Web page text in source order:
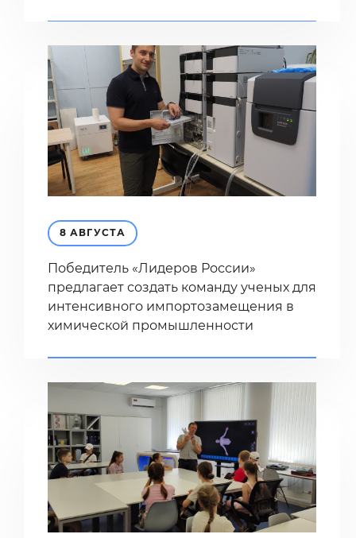
8 АВГУСТА
Победитель «Лидеров России»
предлагает создать команду ученых для
интенсивного импортозамещения в
химической промышленности